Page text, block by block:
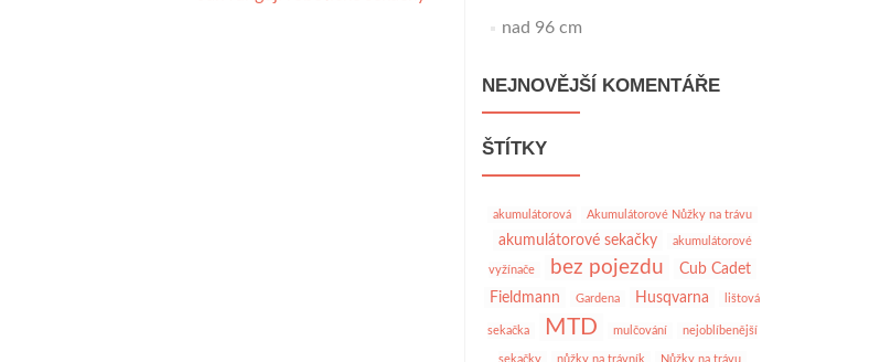
nad 96 cm
NEJNOVĚJŠÍ KOMENTÁŘE
ŠTÍTKY
akumulátorová Akumulátorové Nůžky na trávu
akumulátorové sekačky akumulátorové
vyžínače bez pojezdu
Cub Cadet
Fieldmann
Gardena Husqvarna lištová
sekačka MTD mulčování nejoblíbenější
sekačky nůžky na trávník Nůžky na trávu